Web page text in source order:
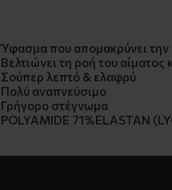
Ύφασμα που απομακρύνει την
Βελτιώνει τη ροή του
Σούπερ λεπτό & ελαφρύ
Πολύ αναπνεύσιμο
Γρήγορο στέγνωμα
POLYAMIDE 71%ELASTAN